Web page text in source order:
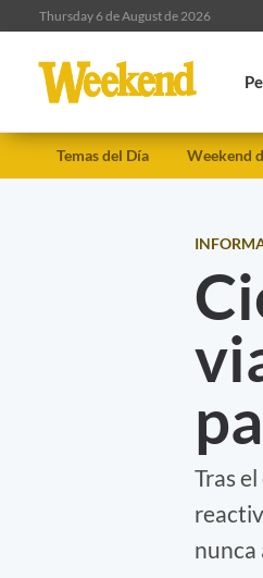
Thursday 6 de August de 2026
Temas del Día Weekend
Tras
nunca